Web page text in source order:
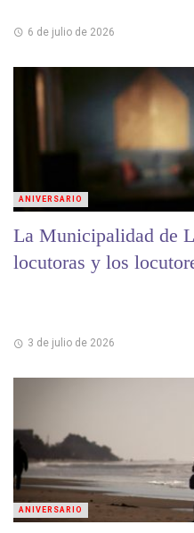
6 de julio de 2026
La Municipalidad de
locutoras y los
3 de julio de 2026
ANIVERSARIO
ANIVERSARIO